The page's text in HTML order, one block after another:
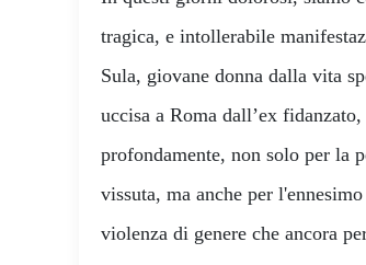
tragica, e intollerabile
Sula, giovane donna dalla vita
uccisa a Roma dall’ex
profondamente, non solo per la
vissuta, ma anche per
violenza di genere che ancora